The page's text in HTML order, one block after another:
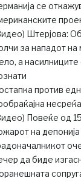
се
Штерјова:
за нападот
а
против
Повеќе од
на
да биде